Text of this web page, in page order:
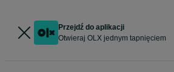
Przejdź do aplikacji
Otwieraj OLX jednym tapnięciem